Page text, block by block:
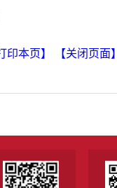
8月11日
印本页】 【关闭页面】